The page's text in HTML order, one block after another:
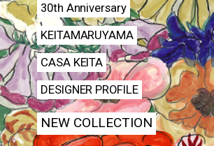
30th Anniversary
KEITAMARUYAMA
CASA KEITA
DESIGNER PROFILE
NEW COLLECTION